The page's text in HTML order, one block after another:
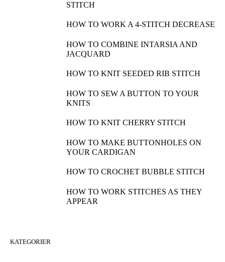
STITCH
HOW TO WORK A 4-STITCH DECREASE
HOW TO COMBINE INTARSIA AND
JACQUARD
HOW TO KNIT SEEDED RIB STITCH
HOW TO SEW A BUTTON TO YOUR
KNITS
HOW TO KNIT CHERRY STITCH
HOW TO MAKE BUTTONHOLES ON
YOUR CARDIGAN
HOW TO CROCHET BUBBLE STITCH
HOW TO WORK STITCHES AS THEY
APPEAR
KATEGORIER